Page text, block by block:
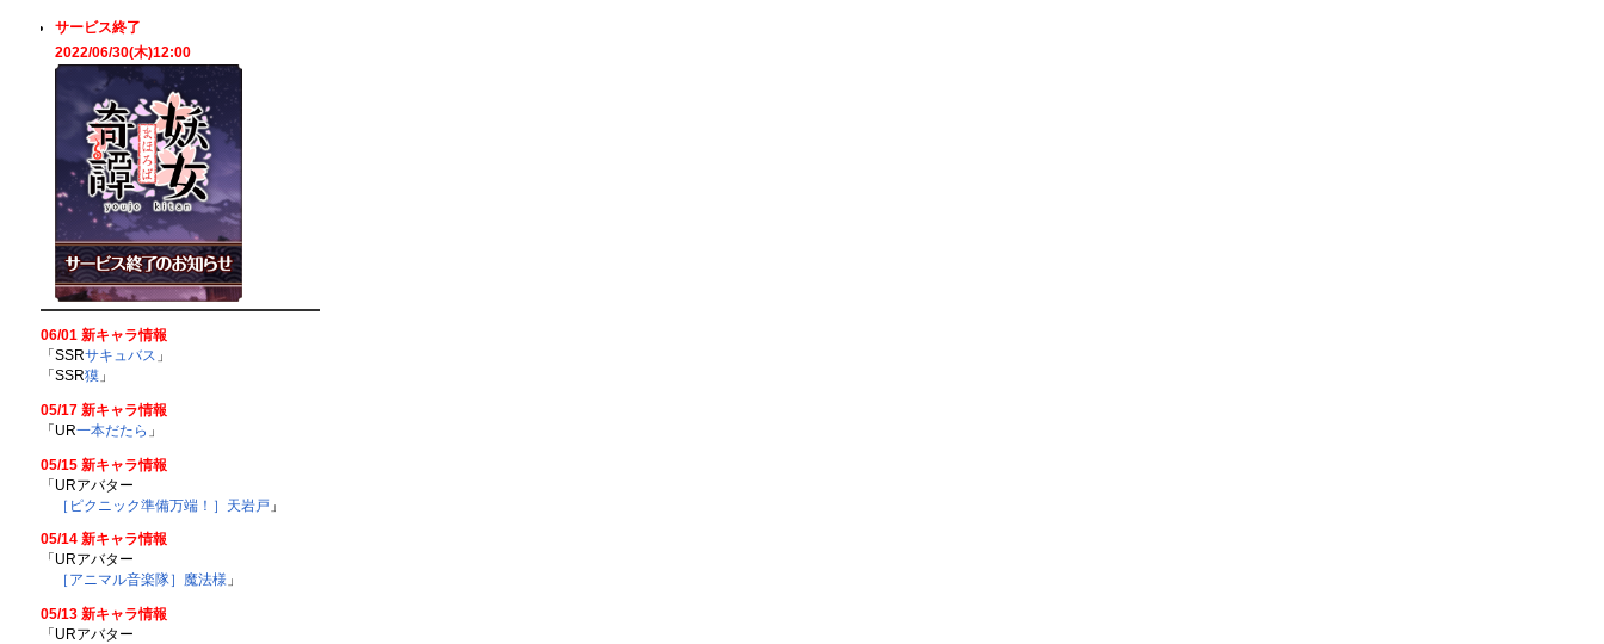
サービス終了
2022/06/30(木)12:00
06/01 新キャラ情報
「SSRサキュバス 」
「SSR獏」
05/17 新キャラ情報
「UR一本だたら 」
05/15 新キャラ情報
「URアバター
［ピクニック準備万端！］天岩戸 」
05/14 新キャラ情報
「URアバター
［アニマル音楽隊］魔法様 」
05/13 新キャラ情報
「URアバター